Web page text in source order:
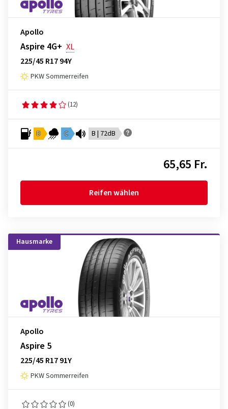
Apollo
Aspire 4G+ XL
225/45 R17 94Y
PKW Sommerreifen
(12)
D C B | 72dB
65,65 Fr.
Reifen wählen
Hausmarke
Apollo
Aspire 5
225/45 R17 91Y
PKW Sommerreifen
(0)